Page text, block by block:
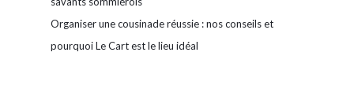
Organiser une cousinade réussie : nos conseils et
pourquoi Le Cart est le lieu idéal